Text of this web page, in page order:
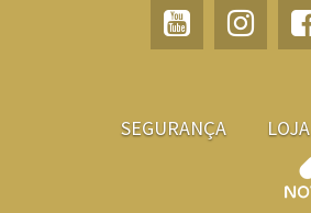
SEGURANÇA